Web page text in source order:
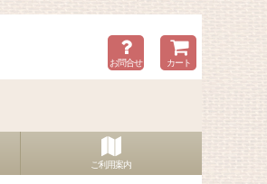
お問合せ カート
ご利用案内